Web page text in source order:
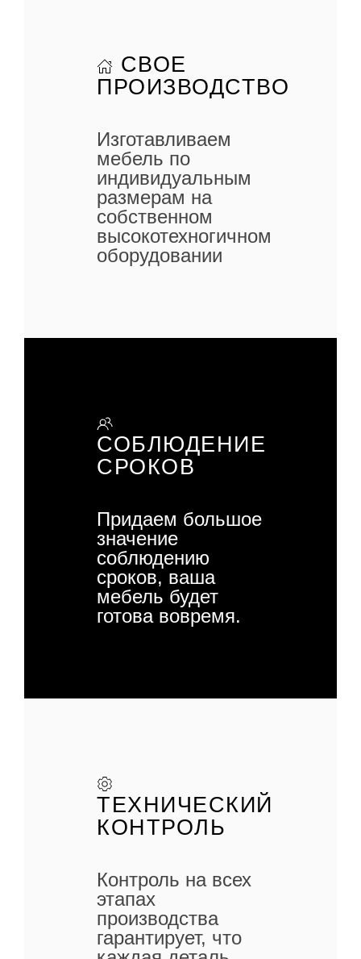
СВОЕ
ПРОИЗВОДСТВО
Изготавливаем
мебель по
индивидуальным
размерам на
собственном
высокотехногичном
оборудовании
СОБЛЮДЕНИЕ
СРОКОВ
Придаем большое
значение
соблюдению
сроков, ваша
мебель будет
готова вовремя.
ТЕХНИЧЕСКИЙ
КОНТРОЛЬ
Контроль на всех
этапах
производства
гарантирует, что